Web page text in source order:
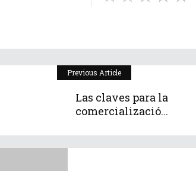
Previous Article
Las claves para la
comercializació...